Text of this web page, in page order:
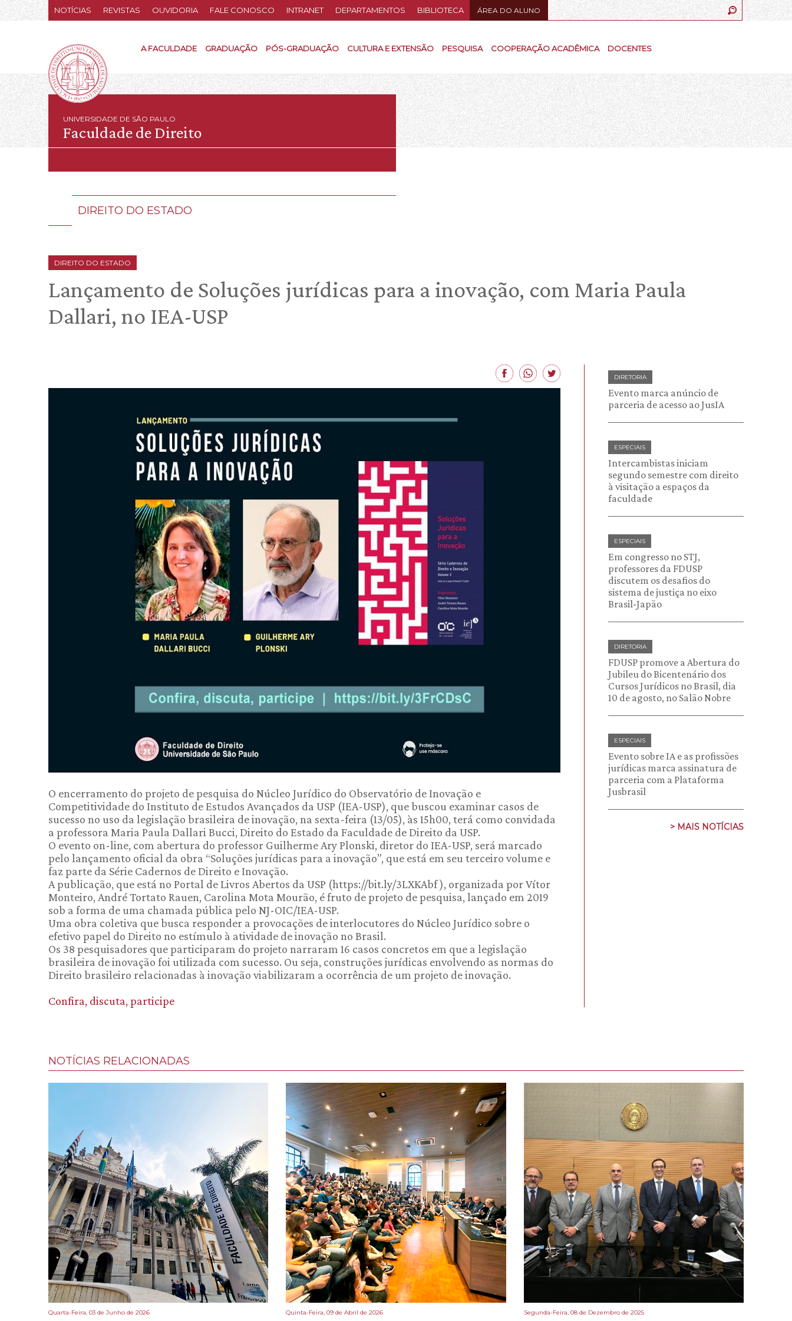
NOTÍCIAS REVISTAS OUVIDORIA FALE CONOSCO INTRANET DEPARTAMENTOS BIBLIOTECA ÁREA DO ALUNO
A FACULDADE GRADUAÇÃO PÓS-GRADUAÇÃO CULTURA E EXTENSÃO PESQUISA COOPERAÇÃO ACADÊMICA DOCENTES
UNIVERSIDADE DE SÃO PAULO
Faculdade de Direito
DIREITO DO ESTADO
DIREITO DO ESTADO
Lançamento de Soluções jurídicas para a inovação, com Maria Paula
Dallari, no IEA-USP
O encerramento do projeto de pesquisa do Núcleo Jurídico do Observatório de Inovação e
Competitividade do Instituto de Estudos Avançados da USP (IEA-USP), que buscou examinar casos de
sucesso no uso da legislação brasileira de inovação, na sexta-feira (13/05), às 15h00, terá como convidada
a professora Maria Paula Dallari Bucci, Direito do Estado da Faculdade de Direito da USP.
O evento on-line, com abertura do professor Guilherme Ary Plonski, diretor do IEA-USP, será marcado
pelo lançamento oficial da obra “Soluções jurídicas para a inovação”, que está em seu terceiro volume e
faz parte da Série Cadernos de Direito e Inovação.
A publicação, que está no Portal de Livros Abertos da USP (https://bit.ly/3LXKAbf ), organizada por Vítor
Monteiro, André Tortato Rauen, Carolina Mota Mourão, é fruto de projeto de pesquisa, lançado em 2019
sob a forma de uma chamada pública pelo NJ-OIC/IEA-USP.
Uma obra coletiva que busca responder a provocações de interlocutores do Núcleo Jurídico sobre o
efetivo papel do Direito no estímulo à atividade de inovação no Brasil.
Os 38 pesquisadores que participaram do projeto narraram 16 casos concretos em que a legislação
brasileira de inovação foi utilizada com sucesso. Ou seja, construções jurídicas envolvendo as normas do
Direito brasileiro relacionadas à inovação viabilizaram a ocorrência de um projeto de inovação.
Confira, discuta, participe
DIRETORIA
Evento marca anúncio de
parceria de acesso ao JusIA
ESPECIAIS
Intercambistas iniciam
segundo semestre com direito
à visitação a espaços da
faculdade
ESPECIAIS
Em congresso no STJ,
professores da FDUSP
discutem os desafios do
sistema de justiça no eixo
Brasil-Japão
DIRETORIA
FDUSP promove a Abertura do
Jubileu do Bicentenário dos
Cursos Jurídicos no Brasil, dia
10 de agosto, no Salão Nobre
ESPECIAIS
Evento sobre IA e as profissões
jurídicas marca assinatura de
parceria com a Plataforma
Jusbrasil
> MAIS NOTÍCIAS
NOTÍCIAS RELACIONADAS
Quarta-Feira, 03 de Junho de 2026 Quinta-Feira, 09 de Abril de 2026 Segunda-Feira, 08 de Dezembro de 2025